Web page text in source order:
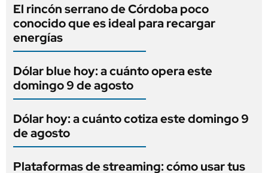
El rincón serrano de Córdoba poco
conocido que es ideal para recargar
energías
Dólar blue hoy: a cuánto opera este
domingo 9 de agosto
Dólar hoy: a cuánto cotiza este domingo 9
de agosto
Plataformas de streaming: cómo usar tus